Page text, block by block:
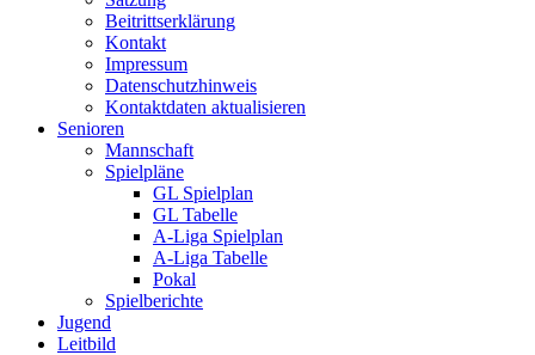
Beitrittserklärung
Kontakt
Impressum
Datenschutzhinweis
Kontaktdaten aktualisieren
Senioren
Mannschaft
Spielpläne
GL Spielplan
GL Tabelle
A-Liga Spielplan
A-Liga Tabelle
Pokal
Spielberichte
Jugend
Leitbild